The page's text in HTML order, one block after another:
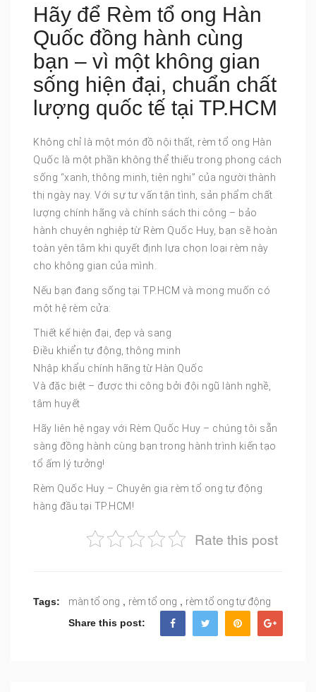
Hãy để Rèm tổ ong Hàn
Quốc đồng hành cùng
bạn – vì một không gian
sống hiện đại, chuẩn chất
lượng quốc tế tại TP.HCM
Không chỉ là một món đồ nội thất, rèm tổ ong Hàn
Quốc là một phần không thể thiếu trong phong cách
sống “xanh, thông minh, tiện nghi” của người thành
thị ngày nay. Với sự tư vấn tận tình, sản phẩm chất
lượng chính hãng và chính sách thi công – bảo
hành chuyên nghiệp từ Rèm Quốc Huy, bạn sẽ hoàn
toàn yên tâm khi quyết định lựa chọn loại rèm này
cho không gian của mình.
Nếu bạn đang sống tại TP.HCM và mong muốn có
một hệ rèm cửa:
Thiết kế hiện đại, đẹp và sang
Điều khiển tự động, thông minh
Nhập khẩu chính hãng từ Hàn Quốc
Và đặc biệt – được thi công bởi đội ngũ lành nghề,
tâm huyết
Hãy liên hệ ngay với Rèm Quốc Huy – chúng tôi sẵn
sàng đồng hành cùng bạn trong hành trình kiến tạo
tổ ấm lý tưởng!
Rèm Quốc Huy – Chuyên gia rèm tổ ong tự động
hàng đầu tại TP.HCM!
Rate this post
Tags: màn tổ ong , rèm tổ ong , rèm tổ ong tự động
Share this post: